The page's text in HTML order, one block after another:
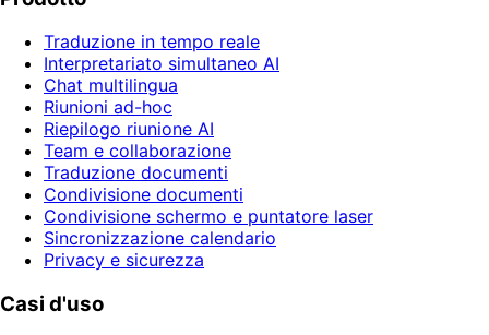
Traduzione in tempo reale
Interpretariato simultaneo AI
Chat multilingua
Riunioni ad-hoc
Riepilogo riunione AI
Team e collaborazione
Traduzione documenti
Condivisione documenti
Condivisione schermo e puntatore laser
Sincronizzazione calendario
Privacy e sicurezza
Casi d'uso